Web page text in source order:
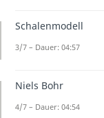
Schalenmodell
3/7 – Dauer: 04:57
Niels Bohr
4/7 – Dauer: 04:54